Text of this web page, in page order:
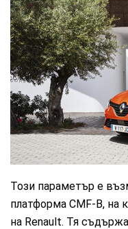
Този параметър е
платформа CMF-B, на
на Renault. Тя